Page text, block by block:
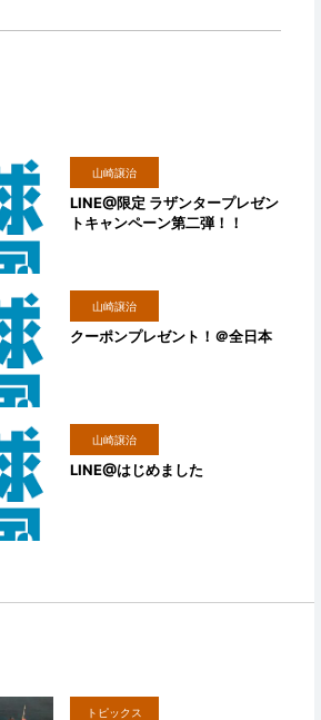
山崎譲治
LINE@限定 ラザンタープレゼン
トキャンペーン第二弾！！
山崎譲治
クーポンプレゼント！＠全日本
山崎譲治
LINE@はじめました
トピックス